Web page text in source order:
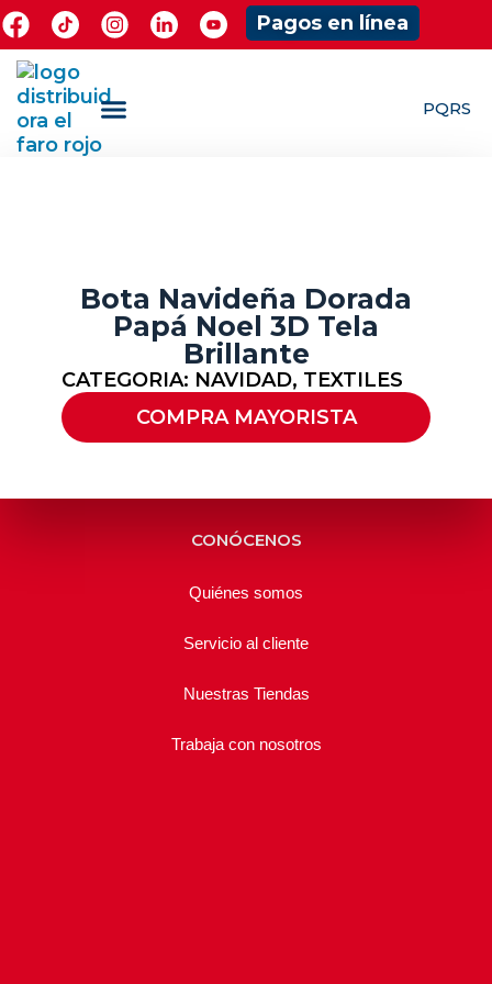
Pagos en línea
PQRS
Bota Navideña Dorada
Papá Noel 3D Tela
Brillante
CATEGORIA: NAVIDAD, TEXTILES
COMPRA MAYORISTA
CONÓCENOS
Quiénes somos
Servicio al cliente
Nuestras Tiendas
Trabaja con nosotros